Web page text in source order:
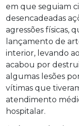
em que seguiam
desencadeadas
agressões físicas,
lançamento de
interior, levando
acabou por
algumas lesões
vítimas que
atendimento
hospitalar.